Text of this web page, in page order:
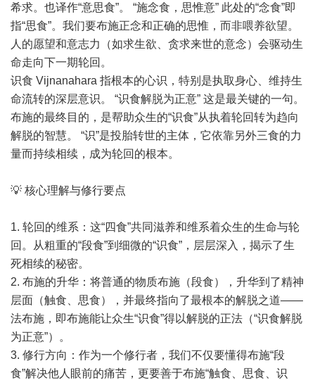
希求。也译作“意思食”。 “施念食，思惟意” 此处的“念食”即
指“思食”。我们要布施正念和正确的思惟，而非喂养欲望。
人的愿望和意志力（如求生欲、贪求来世的意念）会驱动生
命走向下一期轮回。
识食 Vijnanahara 指根本的心识，特别是执取身心、维持生
命流转的深层意识。 “识食解脱为正意” 这是最关键的一句。
布施的最终目的，是帮助众生的“识食”从执着轮回转为趋向
解脱的智慧。 “识”是投胎转世的主体，它依靠另外三食的力
量而持续相续，成为轮回的根本。
💡 核心理解与修行要点
1. 轮回的维系：这“四食”共同滋养和维系着众生的生命与轮
回。从粗重的“段食”到细微的“识食”，层层深入，揭示了生
死相续的秘密。
2. 布施的升华：将普通的物质布施（段食），升华到了精神
层面（触食、思食），并最终指向了最根本的解脱之道——
法布施，即布施能让众生“识食”得以解脱的正法（“识食解脱
为正意”）。
3. 修行方向：作为一个修行者，我们不仅要懂得布施“段
食”解决他人眼前的痛苦，更要善于布施“触食、思食、识